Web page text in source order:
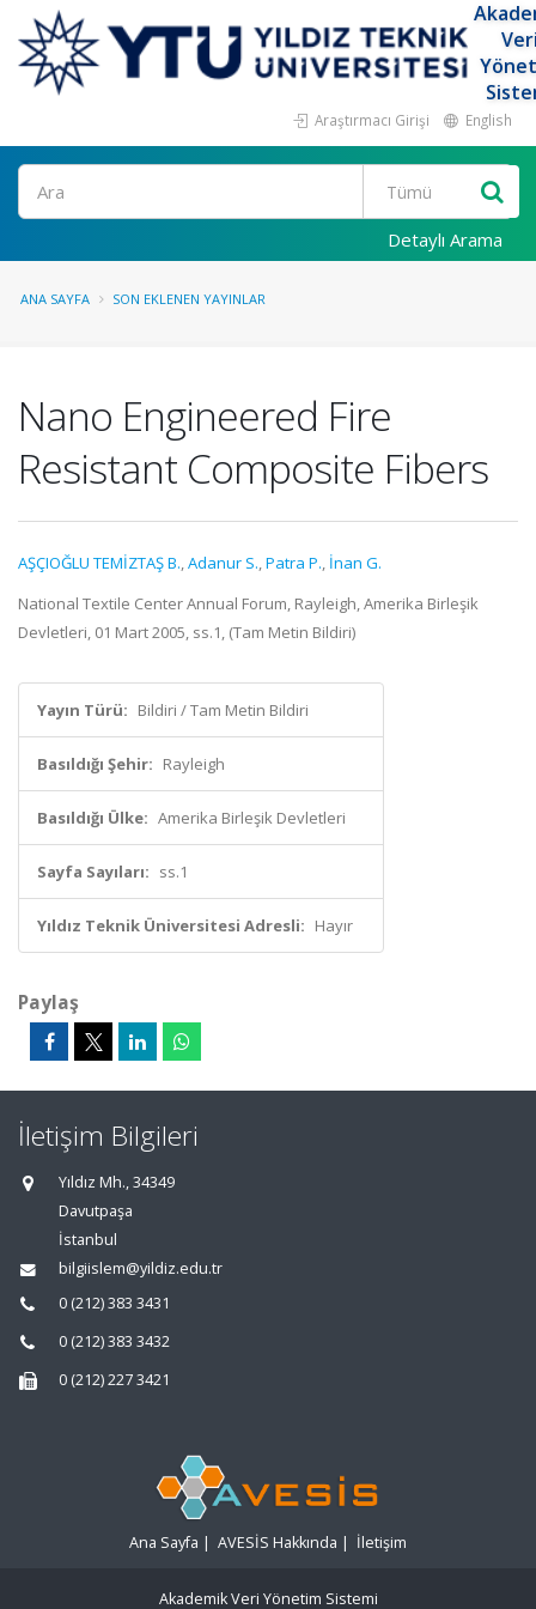
Araştırmacı Girişi English
Ara
Detaylı Arama
ANA SAYFA SON EKLENEN YAYINLAR
Nano Engineered Fire
Resistant Composite Fibers
AŞÇIOĞLU TEMİZTAŞ B.,Adanur S.,Patra P., İnan G.
National Textile Center Annual Forum, Rayleigh, Amerika Birleşik
Devletleri, 01 Mart 2005, ss.1, (Tam Metin Bildiri)
Yayın Türü: Bildiri / Tam Metin Bildiri
Basıldığı Şehir: Rayleigh
Basıldığı Ülke: Amerika Birleşik Devletleri
Sayfa Sayıları: ss.1
Yıldız Teknik Üniversitesi Adresli: Hayır
Paylaş
İletişim Bilgileri
Yıldız Mh., 34349
Davutpaşa
İstanbul
bilgiislem@yildiz.edu.tr
0 (212) 383 3431
0 (212) 383 3432
0 (212) 227 3421
Ana Sayfa | AVESİS Hakkında | İletişim
Akademik Veri Yönetim Sistemi